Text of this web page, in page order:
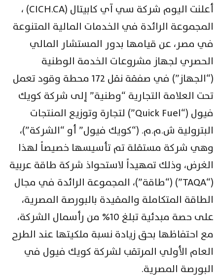
أعلنت اليوم شركة سي آي كابيتال (CICH.CA) ،
المجموعة الرائدة في الخدمات المالية المتنوعة
في مصر، عن قيامها بدور المستشار المالي
الحصري لجهاز مشروعات الخدمة الوطنية
(“الجهاز”) في صفقة نقل 172 محطة وقود تعمل
تحت العلامة التجارية “وطنية” إلى شركة كويك
فيول (“Quick Fuel”) لتجارة وتوزيع المنتجات
البترولية ش.م.م. (“كويك فيول” أو “الشركة”)،
وهي شركة مستقلة تم تأسيسها خصيصاً لهذا
الغرض، وذلك تمهيداً لاستحواذ شركة طاقة عربية
(“TAQA”) (“طاقة”)، المجموعة الرائدة في مجال
الطاقة المتكاملة والمقيدة بالبورصة المصرية،
على حصة مبدئية تبلغ 10% من رأسمال الشركة،
مع احتفاظها بحق زيادة نسبة ملكيتها عند الطرح
العام الأولي المرتقب لشركة كويك فيول في
البورصة المصرية.